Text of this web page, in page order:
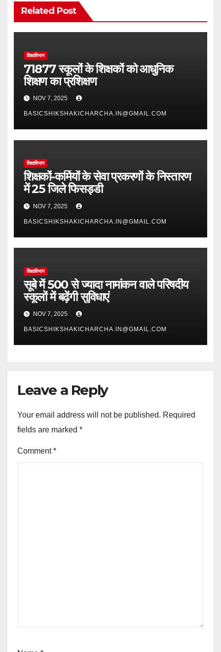
Related Post
शिक्षाविभाग
71877 स्कूलों के शिक्षकों को आधुनिक
शिक्षण का प्रशिक्षण
NOV 7, 2025
BASICSHIKSHAKICHARCHA.IN@GMAIL.COM
शिक्षाविभाग
शिक्षकों-कर्मियों के सेवा प्रकरणों के निस्तारण
में 25 जिले फिसड्डी
NOV 7, 2025
BASICSHIKSHAKICHARCHA.IN@GMAIL.COM
शिक्षाविभाग
सूबे में 500 से ज्यादा नामांकन वाले परिषदीय
स्कूलों में बढ़ेंगी सुविधाएं
NOV 7, 2025
BASICSHIKSHAKICHARCHA.IN@GMAIL.COM
Leave a Reply
Your email address will not be published. Required
fields are marked *
Comment*